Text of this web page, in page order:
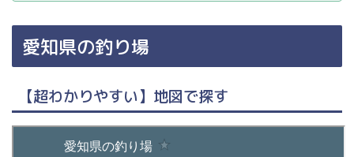
愛知県の釣り場
【超わかりやすい】地図で探す